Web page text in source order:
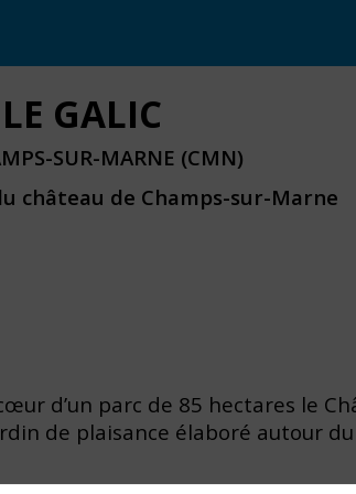
LE GALIC
SUR-MARNE (CMN)
château de Champs-sur-Marne
d’un parc de 85 hectares le
de plaisance élaboré autour